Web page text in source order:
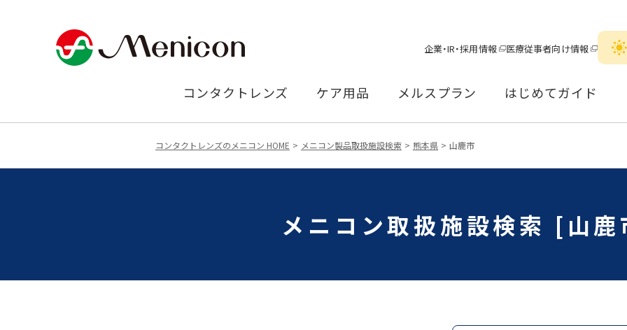
企業・IR・採用情報 医療従事者向け情報
コンタクトレンズ ケア用品 メルスプラン はじめてガイド
コンタクトレンズのメニコン HOME メニコン製品取扱施設検索 熊本県 山鹿市
メニコン取扱施設検索 [山